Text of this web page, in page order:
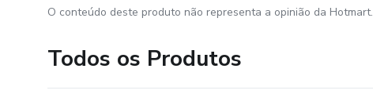
O conteúdo deste produto não representa a opinião da
Todos os Produtos